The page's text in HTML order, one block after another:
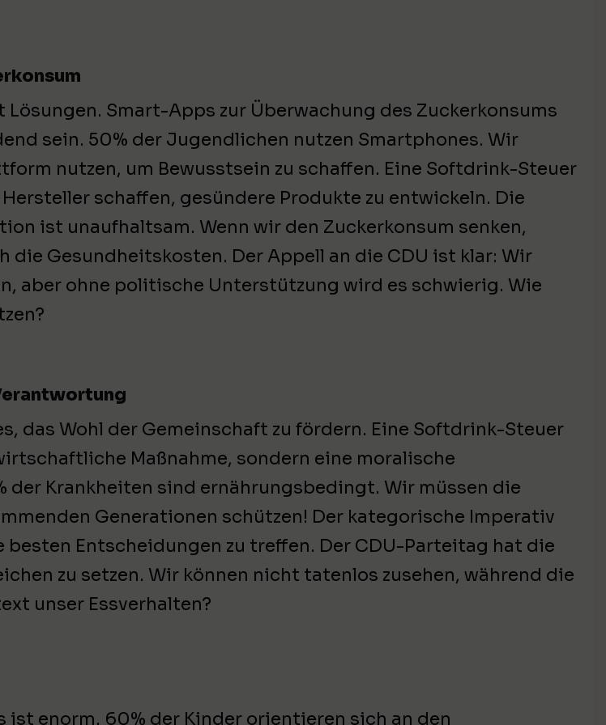
Smart-Apps zur Überwachung des Zuckerkonsums
sein. 50% der Jugendlichen nutzen Smartphones. Wir
nutzen, um Bewusstsein zu schaffen. Eine Softdrink-Steuer
schaffen, gesündere Produkte zu entwickeln. Die
ist unaufhaltsam. Wenn wir den Zuckerkonsum senken,
die Gesundheitskosten. Der Appell an die CDU ist klar: Wir
aber ohne politische Unterstützung wird es schwierig. Wie
das Wohl der Gemeinschaft zu fördern. Eine Softdrink-Steuer
Maßnahme, sondern eine moralische
der Krankheiten sind ernährungsbedingt. Wir müssen die
Generationen schützen! Der kategorische Imperativ
besten Entscheidungen zu treffen. Der CDU-Parteitag hat die
zu setzen. Wir können nicht tatenlos zusehen, während die
unser Essverhalten?
ist enorm. 60% der Kinder orientieren sich an den